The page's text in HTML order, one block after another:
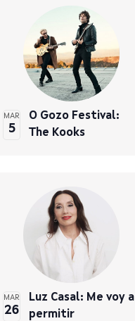
MAR
5
O Gozo Festival:
The Kooks
MAR
26
Luz Casal: Me voy a
permitir